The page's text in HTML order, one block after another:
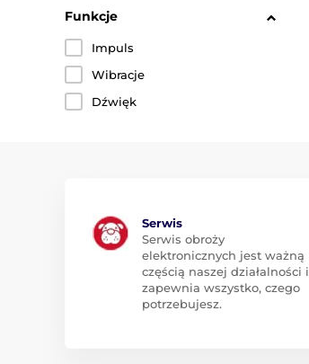
Funkcje
Impuls
Wibracje
Dźwięk
Serwis
Serwis obroży
elektronicznych jest ważną
częścią naszej działalności i
zapewnia wszystko, czego
potrzebujesz.